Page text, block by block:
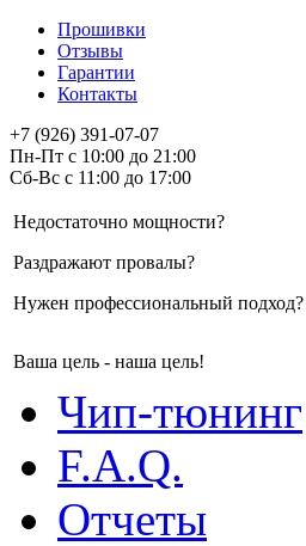
Прошивки
Отзывы
Гарантии
Контакты
+7 (926) 391-07-07
Пн-Пт с 10:00 до 21:00
Сб-Вс с 11:00 до 17:00
Недостаточно мощности?
Раздражают провалы?
Нужен профессиональный подход?
Ваша цель - наша цель!
Чип-тюнинг
F.A.Q.
Отчеты